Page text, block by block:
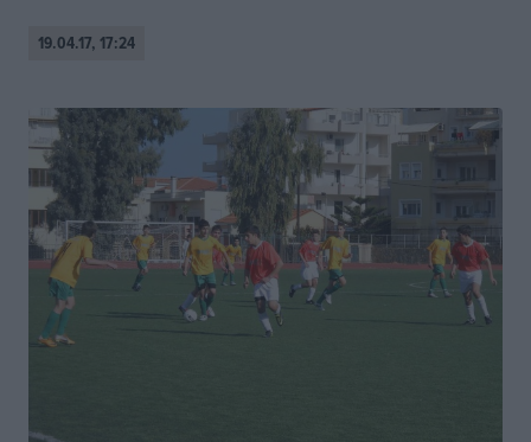
19.04.17, 17:24